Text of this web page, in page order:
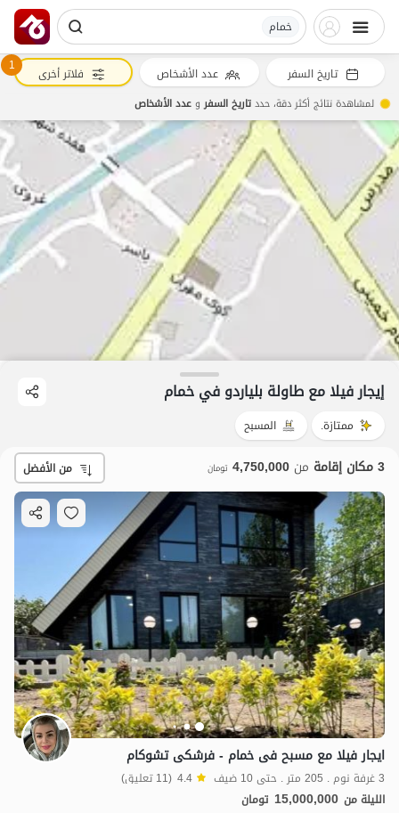
خمام
15
4.4
إيجار فيلا مع طاولة بلياردو في خمام
ممتازة. المسبح
3 مكان إقامة من 4,750,000 تومان من الأفضل
ایجار فیلا مع مسبح فی خمام - فرشکی تشوکام
3 غرفة نوم . 205 متر . حتى 10 ضيف 4.4 (11 تعليق)
الليلة من 15,000,000 تومان
تاريخ السفر عدد الأشخاص 1 فلاتر أخرى
لمشاهدة نتائج أكثر دقة، حددتاريخ السفروعدد الأشخاص